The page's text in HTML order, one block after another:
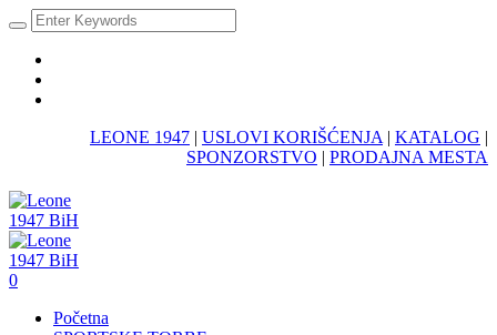
LEONE 1947 | USLOVI KORIŠĆENJA | KATALOG |
SPONZORSTVO | PRODAJNA MESTA
0
Početna